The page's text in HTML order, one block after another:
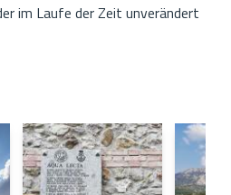
im Laufe der Zeit unverändert